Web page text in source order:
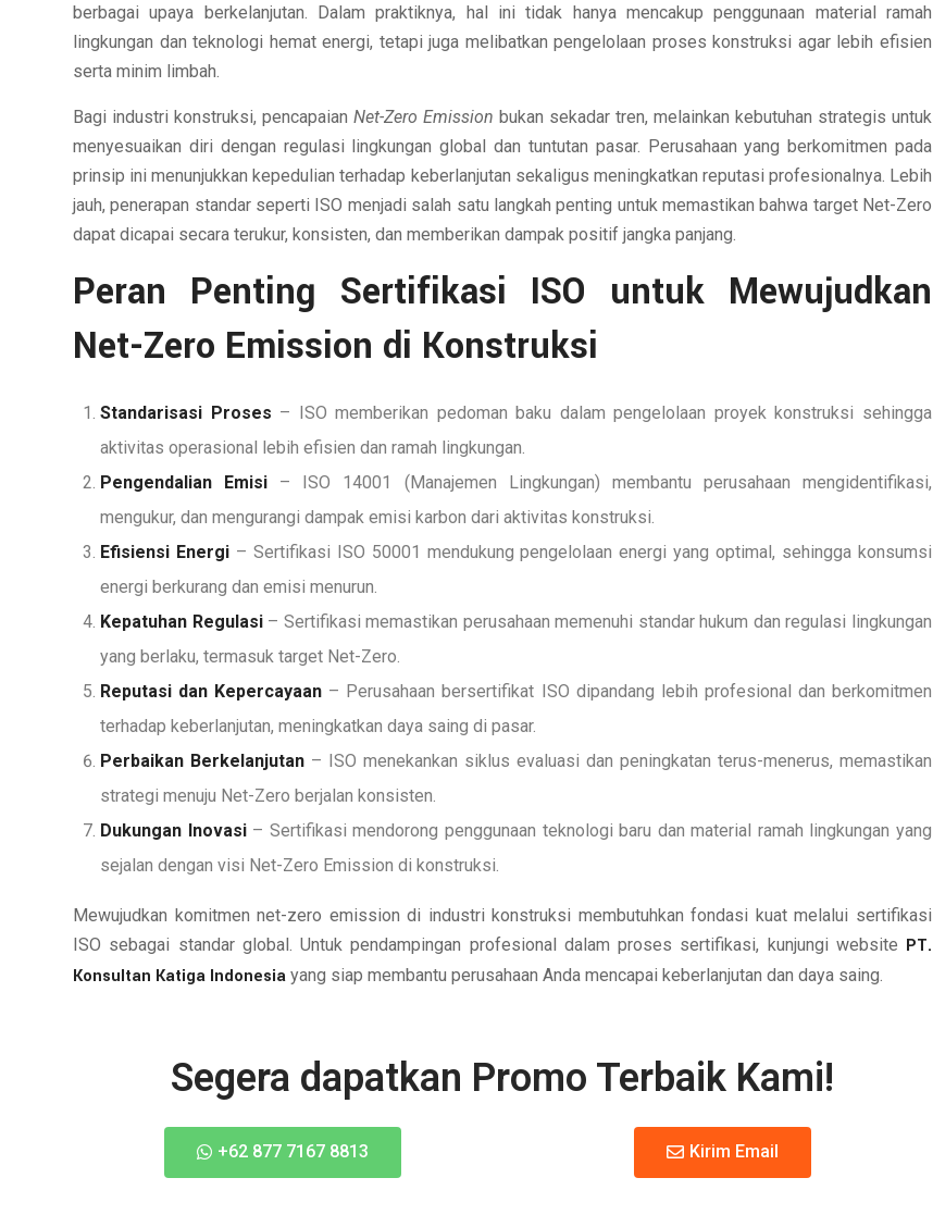
berbagai upaya berkelanjutan. Dalam praktiknya, hal ini tidak hanya mencakup penggunaan material ramah
lingkungan dan teknologi hemat energi, tetapi juga melibatkan pengelolaan proses konstruksi agar lebih efisien
serta minim limbah.
Bagi industri konstruksi, pencapaian Net-Zero Emission bukan sekadar tren, melainkan kebutuhan strategis untuk
menyesuaikan diri dengan regulasi lingkungan global dan tuntutan pasar. Perusahaan yang berkomitmen pada
prinsip ini menunjukkan kepedulian terhadap keberlanjutan sekaligus meningkatkan reputasi profesionalnya. Lebih
jauh, penerapan standar seperti ISO menjadi salah satu langkah penting untuk memastikan bahwa target Net-Zero
dapat dicapai secara terukur, konsisten, dan memberikan dampak positif jangka panjang.
Peran Penting Sertifikasi ISO untuk Mewujudkan
Net-Zero Emission di Konstruksi
Standarisasi Proses – ISO memberikan pedoman baku dalam pengelolaan proyek konstruksi sehingga
aktivitas operasional lebih efisien dan ramah lingkungan.
Pengendalian Emisi – ISO 14001 (Manajemen Lingkungan) membantu perusahaan mengidentifikasi,
mengukur, dan mengurangi dampak emisi karbon dari aktivitas konstruksi.
Efisiensi Energi– Sertifikasi ISO 50001 mendukung pengelolaan energi yang optimal, sehingga konsumsi
energi berkurang dan emisi menurun.
Kepatuhan Regulasi– Sertifikasi memastikan perusahaan memenuhi standar hukum dan regulasi lingkungan
yang berlaku, termasuk target Net-Zero.
Reputasi dan Kepercayaan – Perusahaan bersertifikat ISO dipandang lebih profesional dan berkomitmen
terhadap keberlanjutan, meningkatkan daya saing di pasar.
Perbaikan Berkelanjutan – ISO menekankan siklus evaluasi dan peningkatan terus-menerus, memastikan
strategi menuju Net-Zero berjalan konsisten.
Dukungan Inovasi– Sertifikasi mendorong penggunaan teknologi baru dan material ramah lingkungan yang
sejalan dengan visi Net-Zero Emission di konstruksi.
Mewujudkan komitmen net-zero emission di industri konstruksi membutuhkan fondasi kuat melalui sertifikasi
ISO sebagai standar global. Untuk pendampingan profesional dalam proses sertifikasi, kunjungi website PT.
Konsultan Katiga Indonesia yang siap membantu perusahaan Anda mencapai keberlanjutan dan daya saing.
Segera dapatkan Promo Terbaik Kami!
+62 877 7167 8813 Kirim Email